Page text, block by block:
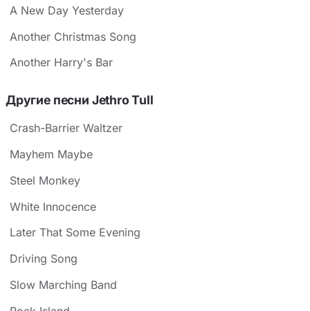
A New Day Yesterday
Another Christmas Song
Another Harry's Bar
Другие песни Jethro Tull
Crash-Barrier Waltzer
Mayhem Maybe
Steel Monkey
White Innocence
Later That Some Evening
Driving Song
Slow Marching Band